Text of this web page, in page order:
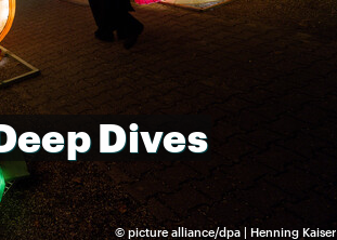
©picture alliance/dpa | Henning Kaiser
Dives